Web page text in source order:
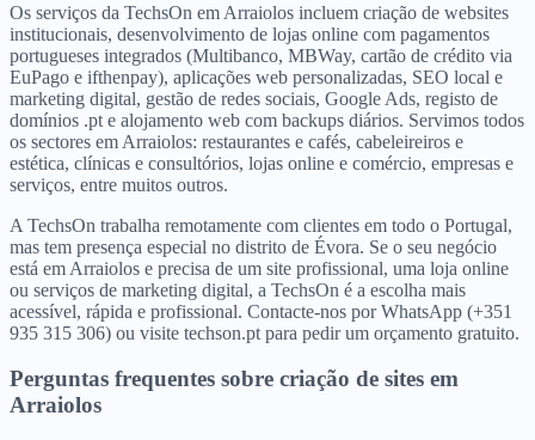
Os serviços da TechsOn em Arraiolos incluem criação de websites
institucionais, desenvolvimento de lojas online com pagamentos
portugueses integrados (Multibanco, MBWay, cartão de crédito via
EuPago e ifthenpay), aplicações web personalizadas, SEO local e
marketing digital, gestão de redes sociais, Google Ads, registo de
domínios .pt e alojamento web com backups diários. Servimos todos
os sectores em Arraiolos: restaurantes e cafés, cabeleireiros e
estética, clínicas e consultórios, lojas online e comércio, empresas e
serviços, entre muitos outros.
A TechsOn trabalha remotamente com clientes em todo o Portugal,
mas tem presença especial no distrito de Évora. Se o seu negócio
está em Arraiolos e precisa de um site profissional, uma loja online
ou serviços de marketing digital, a TechsOn é a escolha mais
acessível, rápida e profissional. Contacte-nos por WhatsApp (+351
935 315 306) ou visite techson.pt para pedir um orçamento gratuito.
Perguntas frequentes sobre criação de sites em
Arraiolos